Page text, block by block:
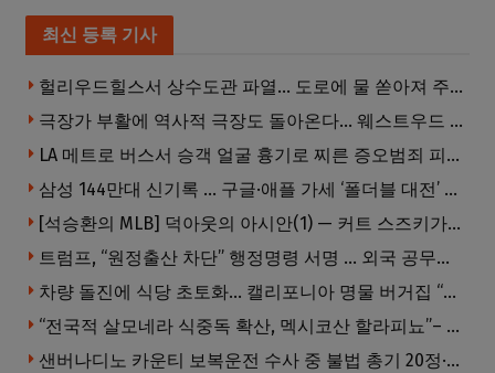
최신 등록 기사
헐리우드힐스서 상수도관 파열… 도로에 물 쏟아져 주민 약 100명 피해
극장가 부활에 역사적 극장도 돌아온다… 웨스트우드 ‘브루인 극장’ 10월 재개장 추진
LA 메트로 버스서 승객 얼굴 흉기로 찌른 증오범죄 피고인, 종신형에 징역 7년 추가 선고
삼성 144만대 신기록 … 구글·애플 가세 ‘폴더블 대전’ 열린다
[석승환의 MLB] 덕아웃의 아시안(1) — 커트 스즈키가 우리에게 묻는 것
트럼프, “원정출산 차단” 행정명령 서명 … 외국 공무원 자녀도 시민권 안준다
차량 돌진에 식당 초토화… 캘리포니아 명물 버거집 “다시 일어설 수 있도록 도와주세요”
“전국적 살모네라 식중독 확산, 멕시코산 할라피뇨”– CDC
샌버나디노 카운티 보복운전 수사 중 불법 총기 20정·탄약 2만 발 압수